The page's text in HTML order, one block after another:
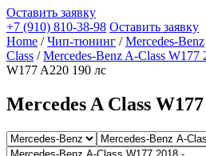
Оставить заявку
+7 (910) 810-38-98 Оставить заявку
Home /Чип-тюнинг /Mercedes-Benz
Class /Mercedes-Benz A-Class W177
W177 A220 190 лс
Mercedes A Class